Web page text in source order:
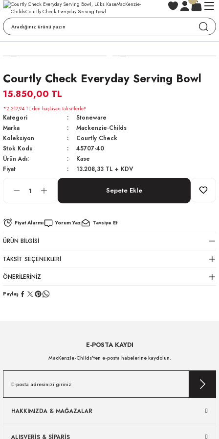
Courtly Check Everyday Serving Bowl
15.850,00 TL
*2.217,94 TL den başlayan taksitlerle!!
Kategori
Stoneware
Marka
Mackenzie-Childs
Koleksiyon
Courtly Check
Stok Kodu
45707-40
Ürün Adı:
Kase
Fiyat
13.208,33 TL + KDV
Sepete Ekle
Fiyat Alarmı Yorum Yaz Tavsiye Et
ÜRÜN BILGISI
TAKSIT SEÇENEKLERI
ÖNERILERINIZ
Paylaş
E-POSTA KAYDI
MacKenzie-Childs’ten e-posta habelerine kaydolun.
HAKKIMIZDA & MAĞAZALAR
ALIŞVERİŞ & SİPARİŞ